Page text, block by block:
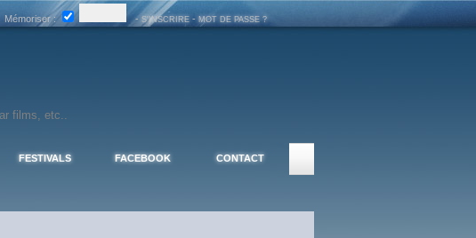
Mémoriser : -S'INSCRIRE -MOT DE PASSE ?
FESTIVALS FACEBOOK CONTACT